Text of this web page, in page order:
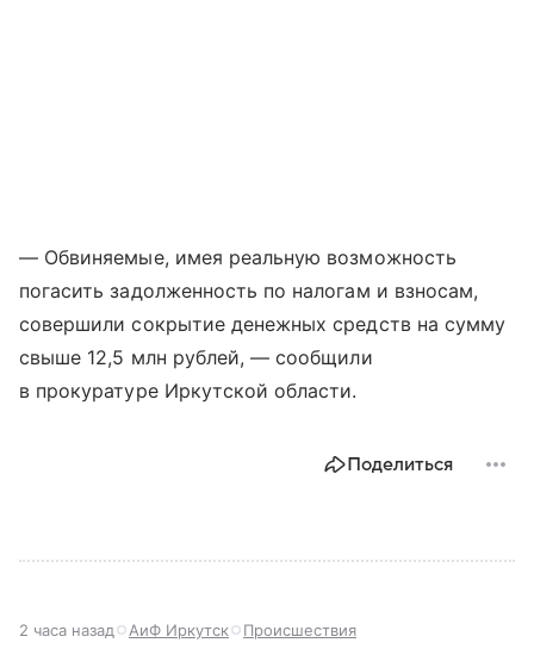
— Обвиняемые, имея реальную возможность
погасить задолженность по налогам и взносам,
совершили сокрытие денежных средств на сумму
свыше 12,5 млн рублей, — сообщили
в прокуратуре Иркутской области.
Поделиться
2 часа назад АиФ Иркутск Происшествия